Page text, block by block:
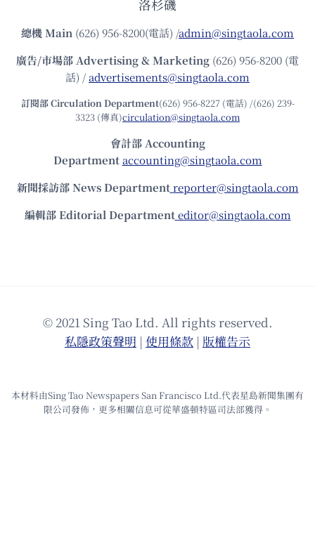
洛杉磯
總機Main (626) 956-8200(電話) /admin@singtaola.com
廣告/市場部Advertising & Marketing (626) 956-8200 (電
話) /advertisements@singtaola.com
訂閱部 Circulation Department(626) 956-8227 (電話) /(626) 239-
3323 (傳真)circulation@singtaola.com
會計部 Accounting
Department accounting@singtaola.com
新聞採訪部 News Department reporter@singtaola.com
編輯部 Editorial Department editor@singtaola.com
© 2021 Sing Tao Ltd. All rights reserved.
私隱政策聲明 | 使⽤條款 | 版權告⽰
本材料由Sing Tao Newspapers San Francisco Ltd.代表星島新聞集團有
限公司發佈，更多相關信息可從華盛頓特區司法部獲得。